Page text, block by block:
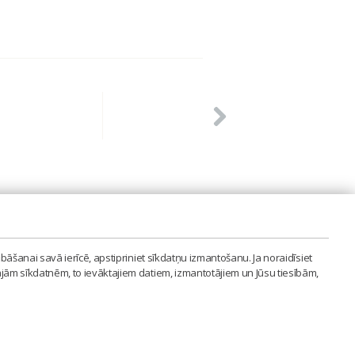
savā ierīcē, apstipriniet sīkdatņu izmantošanu. Ja noraidīsiet
sīkdatnēm, to ievāktajiem datiem, izmantotājiem un Jūsu tiesībām,